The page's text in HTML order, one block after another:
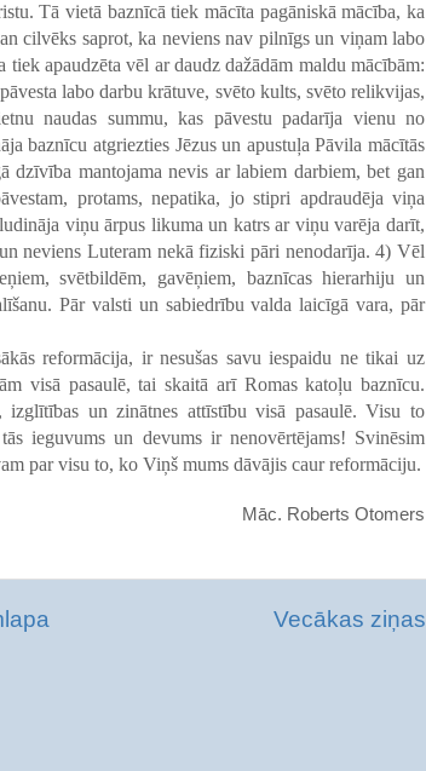
Tā vietā baznīcā tiek mācīta pagāniskā mācība, ka
cilvēks saprot, ka neviens nav pilnīgs un viņam labo
apaudzēta vēl ar daudz dažādām maldu mācībām:
labo darbu krātuve, svēto kults, svēto relikvijas,
naudas summu, kas pāvestu padarīja vienu no
baznīcu atgriezties Jēzus un apustuļa Pāvila mācītās
dzīvība mantojama nevis ar labiem darbiem, bet gan
protams, nepatika, jo stipri apdraudēja viņa
viņu ārpus likuma un katrs ar viņu varēja darīt,
neviens Luteram nekā fiziski pāri nenodarīja. 4) Vēl
svētbildēm, gavēņiem, baznīcas hierarhiju un
Pār valsti un sabiedrību valda laicīgā vara, pār
reformācija, ir nesušas savu iespaidu ne tikai uz
visā pasaulē, tai skaitā arī Romas katoļu baznīcu.
un zinātnes attīstību visā pasaulē. Visu to
ieguvums un devums ir nenovērtējams! Svinēsim
par visu to, ko Viņš mums dāvājis caur reformāciju.
Māc. Roberts Otomers
Vecākas ziņas